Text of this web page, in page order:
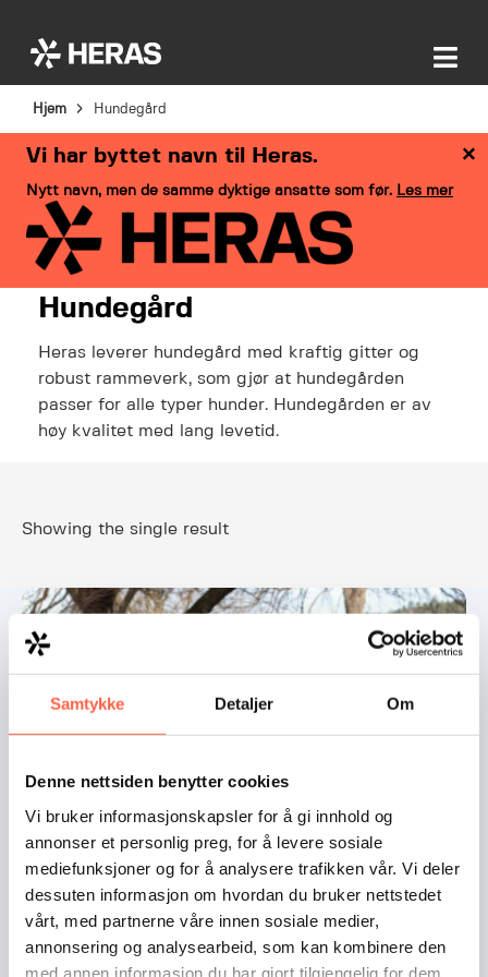
Samtykke Detaljer Om
Denne nettsiden benytter cookies
Vi bruker informasjonskapsler for å gi innhold og
annonser et personlig preg, for å levere sosiale
mediefunksjoner og for å analysere trafikken vår. Vi deler
dessuten informasjon om hvordan du bruker nettstedet
vårt, med partnerne våre innen sosiale medier,
annonsering og analysearbeid, som kan kombinere den
med annen informasjon du har gjort tilgjengelig for dem,
Hjem Hundegård
×
Vi har byttet navn til Heras.
Nytt navn, men de samme dyktige ansatte som før. Les mer
Hundegård
Heras leverer hundegård med kraftig gitter og
robust rammeverk, som gjør at hundegården
passer for alle typer hunder. Hundegården er av
høy kvalitet med lang levetid.
Showing the single result
Heras Hundegård
Vi tilbyr en robust og slitesterk hundegård med flere
bruksområder. Denne hundegården er fleksibel og